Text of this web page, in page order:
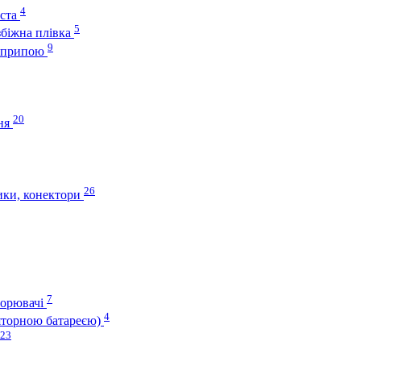
4
плівка 5
припою 9
20
конектори 26
7
батареєю) 4
23